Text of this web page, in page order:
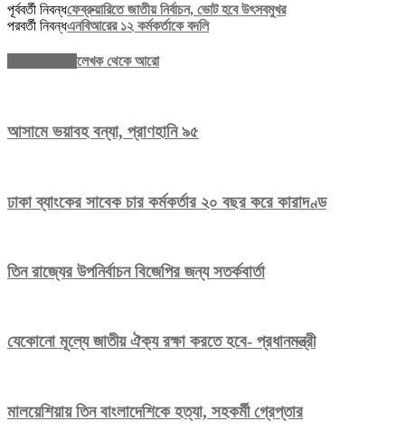
পূর্ববর্তী নিবন্ধফেব্রুয়ারিতে জাতীয় নির্বাচন, ভোট হবে উৎসবমুখর
পরবর্তী নিবন্ধএনবিআরের ১২ কর্মকর্তাকে বদলি
লেখক থেকে আরো
আসামে ভয়াবহ বন্যা, প্রাণহানি ৯৫
ঢাকা ব্যাংকের সাবেক চার কর্মকর্তার ২০ বছর করে কারাদণ্ড
তিন রাজ্যের উপনির্বাচন বিজেপির জন্য সতর্কবার্তা
যেকোনো মূল্যে জাতীয় ঐক্য রক্ষা করতে হবে- প্রধানমন্ত্রী
মালয়েশিয়ায় তিন বাংলাদেশিকে হত্যা, সহকর্মী গ্রেপ্তার